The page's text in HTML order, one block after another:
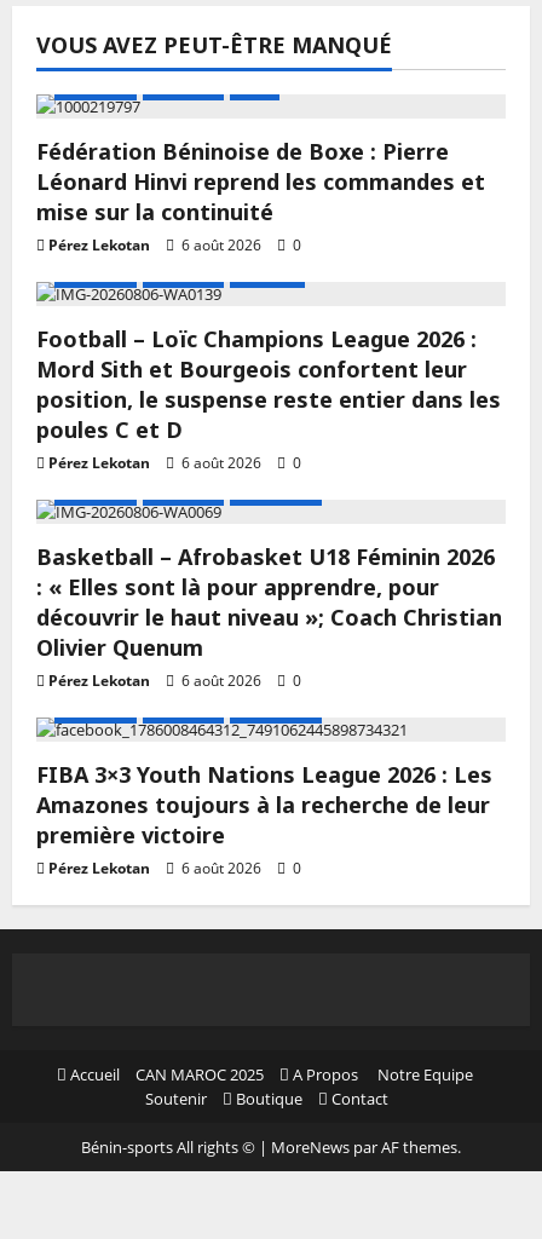
VOUS AVEZ PEUT-ÊTRE MANQUÉ
Fédération Béninoise de Boxe : Pierre
Léonard Hinvi reprend les commandes et
mise sur la continuité
Pérez Lekotan 6 août 2026
0
Football – Loïc Champions League 2026 :
Mord Sith et Bourgeois confortent leur
position, le suspense reste entier dans les
poules C et D
Pérez Lekotan 6 août 2026
0
Basketball – Afrobasket U18 Féminin 2026
: « Elles sont là pour apprendre, pour
découvrir le haut niveau »; Coach Christian
Olivier Quenum
Pérez Lekotan 6 août 2026
0
FIBA 3×3 Youth Nations League 2026 : Les
Amazones toujours à la recherche de leur
première victoire
Pérez Lekotan 6 août 2026 0
Accueil CAN MAROC 2025 A Propos
Notre Equipe
Soutenir
Boutique Contact
Bénin-sports All rights © | MoreNews par AF themes.